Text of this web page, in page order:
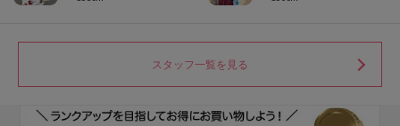
スタッフ一覧を見る